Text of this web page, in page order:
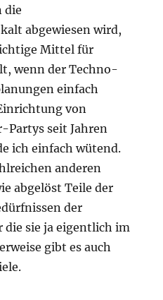
die
abgewiesen wird,
Mittel für
wenn der Techno-
einfach
von
Partys seit Jahren
ich einfach wütend.
anderen
abgelöst Teile der
der
die sie ja eigentlich im
gibt es auch